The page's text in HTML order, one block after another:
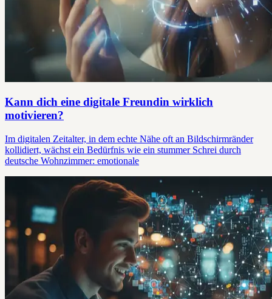
Kann dich eine digitale Freundin wirklich
motivieren?
Im digitalen Zeitalter, in dem echte Nähe oft an Bildschirmränder
kollidiert, wächst ein Bedürfnis wie ein stummer Schrei durch
deutsche Wohnzimmer: emotionale